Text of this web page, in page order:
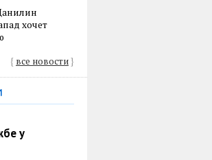
хочет
{ все новости}
у